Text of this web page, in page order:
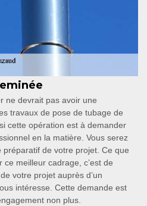
ne devrait pas avoir une
travaux de pose de tubage de
cette opération est à demander
en la matière. Vous serez
de votre projet. Ce que
meilleur cadrage, c’est de
votre projet auprès d’un
intéresse. Cette demande est
non plus.